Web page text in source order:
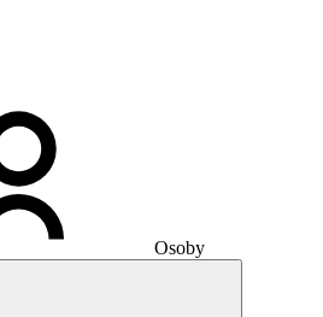
Osoby